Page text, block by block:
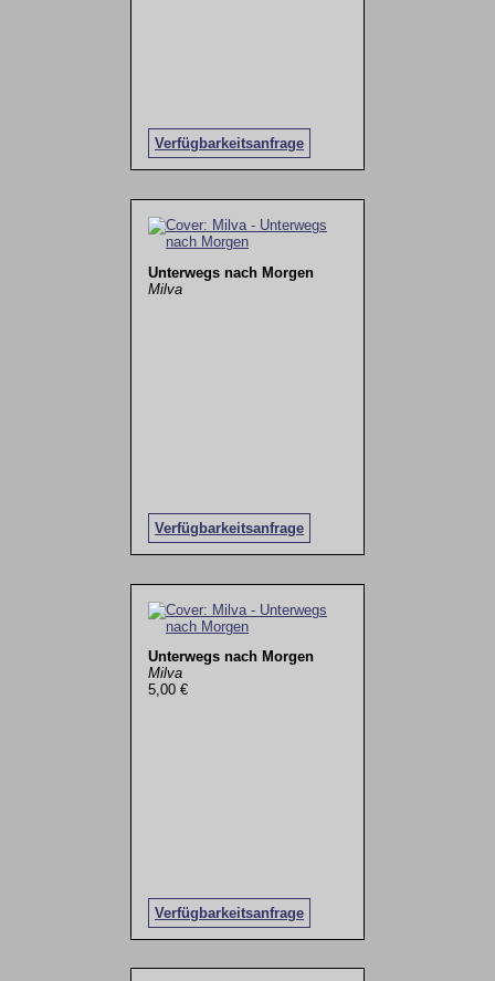
Verfügbarkeitsanfrage
Unterwegs nach Morgen
Milva
Verfügbarkeitsanfrage
Unterwegs nach Morgen
Milva
5,00 €
Verfügbarkeitsanfrage